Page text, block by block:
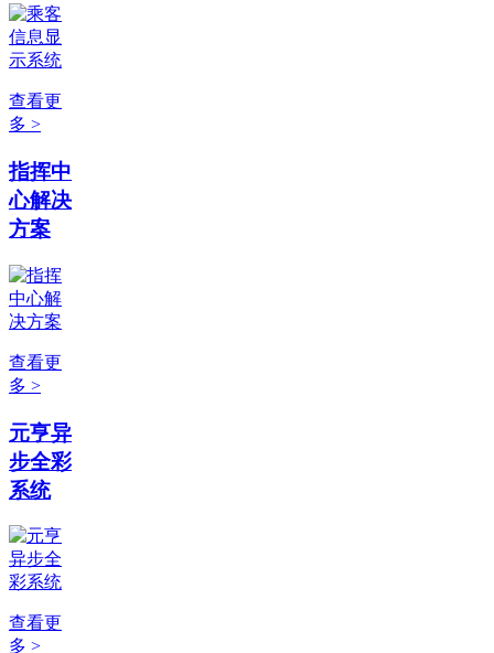
查看更
多 >
指挥中
心解决
方案
查看更
多 >
元亨异
步全彩
系统
查看更
多 >